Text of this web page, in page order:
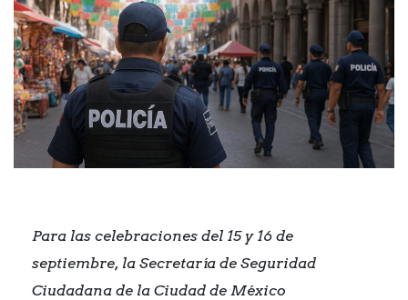
Para las celebraciones del 15 y 16 de
septiembre, la Secretaría de Seguridad
Ciudadana de la Ciudad de México